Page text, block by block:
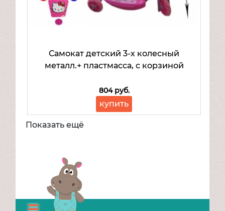
Самокат детский 3-х колесный
металл.+ пластмасса, с корзиной
804 руб.
купить
Показать ещё